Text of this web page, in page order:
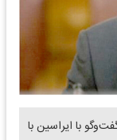
با ایراسین با